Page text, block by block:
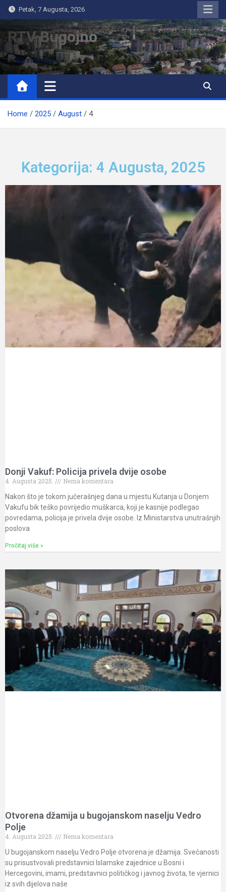
Petak, 7 Augusta, 2026
RTV Bugojno
Home 2025 August 4
Kategorija: 4 Augusta, 2025
Donji Vakuf: Policija privela dvije osobe
4. Augusta 2025.
Nema komentara
Nakon što je tokom jučerašnjeg dana u mjestu Kutanja u Donjem
Vakufu bik teško povrijedio muškarca, koji je kasnije podlegao
povredama, policija je privela dvije osobe. Iz Ministarstva unutrašnjih
poslova
Pročitaj više »
Otvorena džamija u bugojanskom naselju Vedro
Polje
4. Augusta 2025.
Nema komentara
U bugojanskom naselju Vedro Polje otvorena je džamija. Svečanosti
su prisustvovali predstavnici Islamske zajednice u Bosni i
Hercegovini, imami, predstavnici političkog i javnog života, te vjernici
iz svih dijelova naše